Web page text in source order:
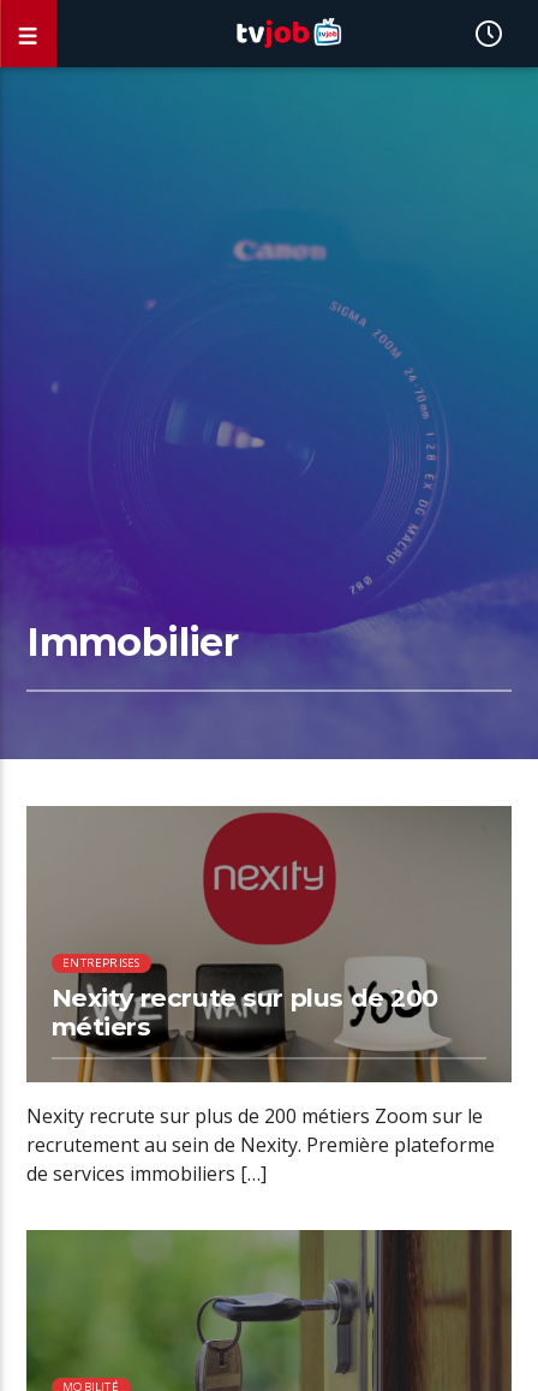
Immobilier
01:33 READ TIME
ENTREPRISES
Nexity recrute sur plus de 200
métiers
Nexity recrute sur plus de 200 métiers Zoom sur le
recrutement au sein de Nexity. Première plateforme
de services immobiliers […]
MOBILITÉ